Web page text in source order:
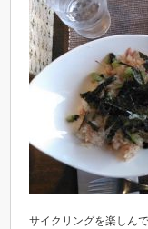
サイクリングを楽しん